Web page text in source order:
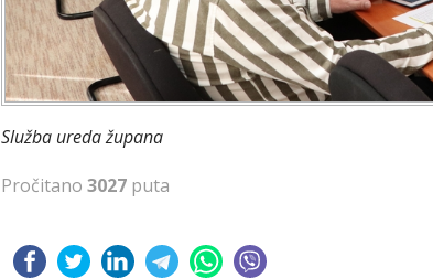
Služba ureda župana
Pročitano 3027 puta